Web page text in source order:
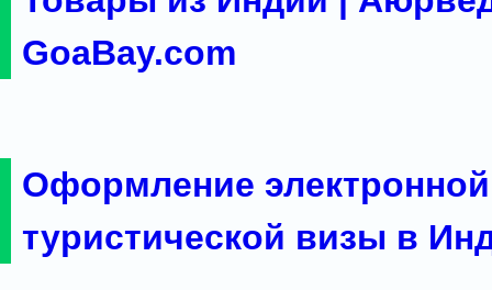
GoaBay.com
Оформление электронной
туристической визы в